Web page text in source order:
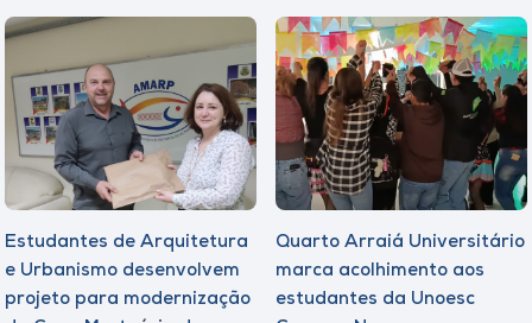
Estudantes de Arquitetura
e Urbanismo desenvolvem
projeto para modernização
Quarto Arraiá Universitário
marca acolhimento aos
estudantes da Unoesc